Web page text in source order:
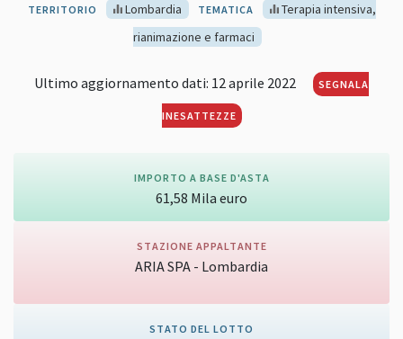
TERRITORIO Lombardia TEMATICA
Terapia intensiva,
rianimazione e farmaci
Ultimo aggiornamento dati: 12 aprile 2022 SEGNALA
INESATTEZZE
IMPORTO A BASE D'ASTA
61,58 Mila euro
STAZIONE APPALTANTE
ARIA SPA - Lombardia
STATO DEL LOTTO